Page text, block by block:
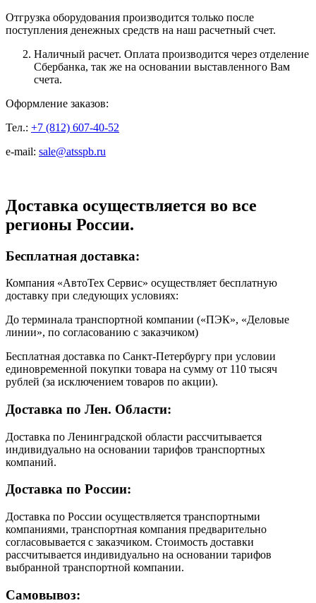
Отгрузка оборудования производится только после
поступления денежных средств на наш расчетный счет.
Наличный расчет. Оплата производится через отделение
Сбербанка, так же на основании выставленного Вам
счета.
Оформление заказов:
Тел.: +7 (812) 607-40-52
e-mail: sale@atsspb.ru
Доставка осуществляется во все
регионы России.
Бесплатная доставка:
Компания «АвтоТех Сервис» осуществляет бесплатную
доставку при следующих условиях:
До терминала транспортной компании («ПЭК», «Деловые
линии», по согласованию с заказчиком)
Бесплатная доставка по Санкт-Петербургу при условии
единовременной покупки товара на сумму от 110 тысяч
рублей (за исключением товаров по акции).
Доставка по Лен. Области:
Доставка по Ленинградской области рассчитывается
индивидуально на основании тарифов транспортных
компаний.
Доставка по России:
Доставка по России осуществляется транспортными
компаниями, транспортная компания предварительно
согласовывается с заказчиком. Стоимость доставки
рассчитывается индивидуально на основании тарифов
выбранной транспортной компании.
Самовывоз: